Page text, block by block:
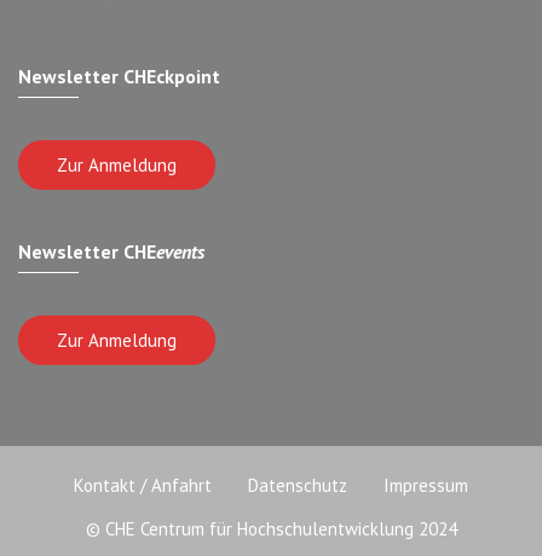
Newsletter CHEckpoint
Zur Anmeldung
Newsletter CHEevents
Zur Anmeldung
Kontakt / Anfahrt Datenschutz
Impressum
© CHE Centrum für Hochschulentwicklung 2024